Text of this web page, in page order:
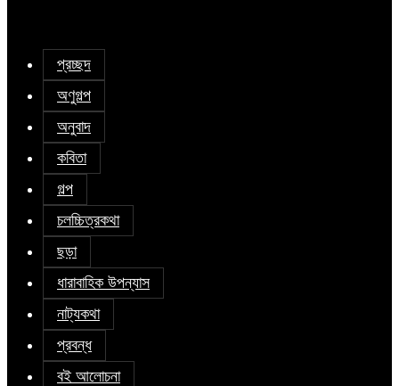
প্রচ্ছদ
অণুগল্প
অনুবাদ
কবিতা
গল্প
চলচ্চিত্রকথা
ছড়া
ধারাবাহিক উপন্যাস
নাট্যকথা
প্রবন্ধ
বই আলোচনা